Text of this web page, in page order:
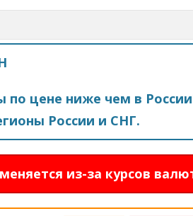
по цене ниже чем в
России и СНГ.
из-за курсов